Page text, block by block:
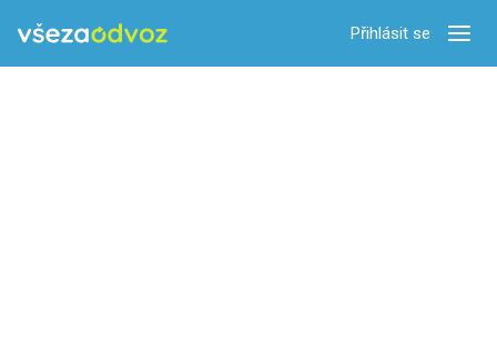
Přihlásit se